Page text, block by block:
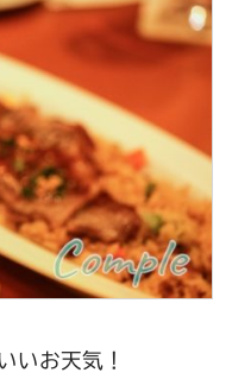
いお天気！